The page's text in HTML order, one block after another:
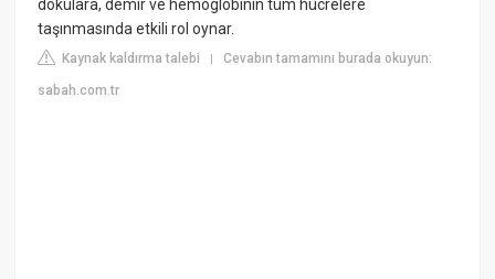
dokulara, demir ve hemoglobinin tüm hücrelere
taşınmasında etkili rol oynar.
Kaynak kaldırma talebi |Cevabın tamamını burada okuyun:
sabah.com.tr